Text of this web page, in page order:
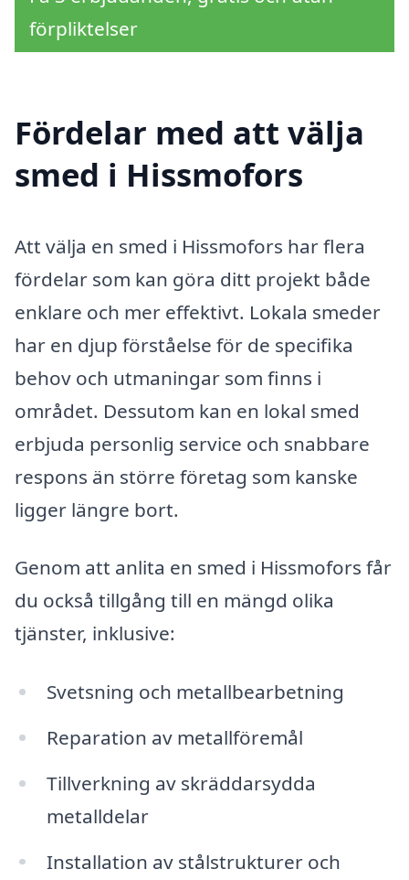
förpliktelser
Fördelar med att välja
smed i Hissmofors
Att välja en smed i Hissmofors har flera
fördelar som kan göra ditt projekt både
enklare och mer effektivt. Lokala smeder
har en djup förståelse för de specifika
behov och utmaningar som finns i
området. Dessutom kan en lokal smed
erbjuda personlig service och snabbare
respons än större företag som kanske
ligger längre bort.
Genom att anlita en smed i Hissmofors får
du också tillgång till en mängd olika
tjänster, inklusive:
Svetsning och metallbearbetning
Reparation av metallföremål
Tillverkning av skräddarsydda
metalldelar
Installation av stålstrukturer och